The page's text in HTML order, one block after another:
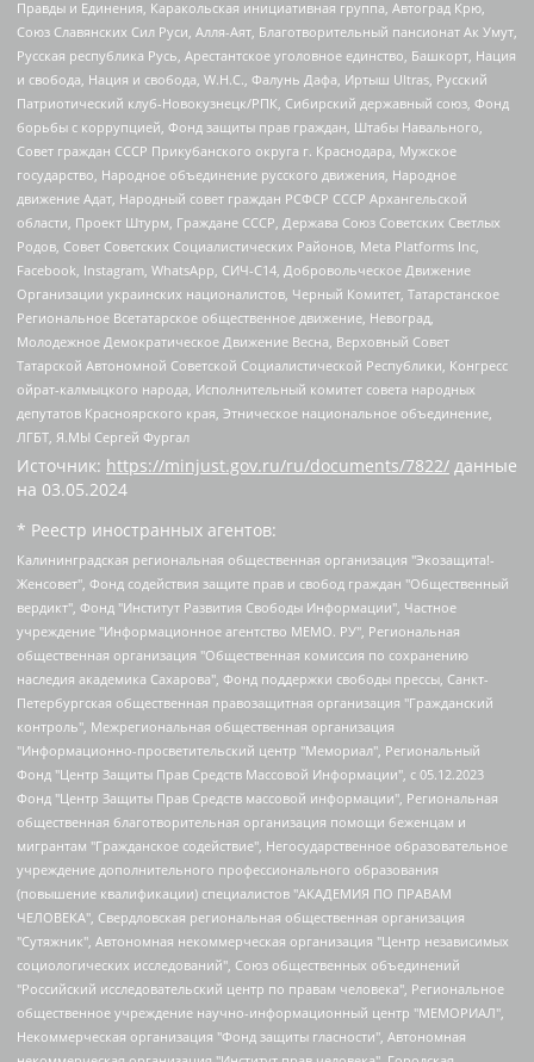
Правды и Единения, Каракольская инициативная группа, Автоград Крю,
Союз Славянских Сил Руси, Алля-Аят, Благотворительный пансионат Ак Умут,
Русская республика Русь, Арестантское уголовное единство, Башкорт, Нация
и свобода, Нация и свобода, W.H.С., Фалунь Дафа, Иртыш Ultras, Русский
Патриотический клуб-Новокузнецк/РПК, Сибирский державный союз, Фонд
борьбы с коррупцией, Фонд защиты прав граждан, Штабы Навального,
Совет граждан СССР Прикубанского округа г. Краснодара, Мужское
государство, Народное объединение русского движения, Народное
движение Адат, Народный совет граждан РСФСР СССР Архангельской
области, Проект Штурм, Граждане СССР, Держава Союз Советских Светлых
Родов, Совет Советских Социалистических Районов, Meta Platforms Inc,
Facebook, Instagram, WhatsApp, СИЧ-С14, Добровольческое Движение
Организации украинских националистов, Черный Комитет, Татарстанское
Региональное Всетатарское общественное движение, Невоград,
Молодежное Демократическое Движение Весна, Верховный Совет
Татарской Автономной Советской Социалистической Республики, Конгресс
ойрат-калмыцкого народа, Исполнительный комитет совета народных
депутатов Красноярского края, Этническое национальное объединение,
ЛГБТ, Я.МЫ Сергей Фургал
Источник: https://minjust.gov.ru/ru/documents/7822/ данные
на 03.05.2024
* Реестр иностранных агентов:
Калининградская региональная общественная организация "Экозащита!-Женсовет", Фонд содействия защите прав и свобод граждан "Общественный вердикт", Фонд "Институт Развития Свободы Информации", Частное учреждение "Информационное агентство МЕМО. РУ", Региональная общественная организация "Общественная комиссия по сохранению наследия академика Сахарова", Фонд поддержки свободы прессы, Санкт-Петербургская общественная правозащитная организация "Гражданский контроль", Межрегиональная общественная организация "Информационно-просветительский центр "Мемориал", Региональный Фонд "Центр Защиты Прав Средств Массовой Информации", с 05.12.2023 Фонд "Центр Защиты Прав Средств массовой информации", Региональная общественная благотворительная организация помощи беженцам и мигрантам "Гражданское содействие", Негосударственное образовательное учреждение дополнительного профессионального образования (повышение квалификации) специалистов "АКАДЕМИЯ ПО ПРАВАМ ЧЕЛОВЕКА", Свердловская региональная общественная организация "Сутяжник", Автономная некоммерческая организация "Центр независимых социологических исследований", Союз общественных объединений "Российский исследовательский центр по правам человека", Региональное общественное учреждение научно-информационный центр "МЕМОРИАЛ", Некоммерческая организация "Фонд защиты гласности", Автономная некоммерческая организация "Институт прав человека", Городская общественная организация "Екатеринбургское общество "МЕМОРИАЛ", Городская общественная организация "Рязанское историко-просветительское и правозащитное общество "Мемориал" (Рязанский Мемориал), Челябинский региональный орган общественной самодеятельности – женское общественное объединение "Женщины Евразии", Челябинский региональный орган общественной самодеятельности "Уральская правозащитная группа", Фонд содействия защите здоровья и социальной справедливости имени Андрея Рылькова, Автономная Некоммерческая Организация "Аналитический Центр Юрия Левады", Автономная некоммерческая организация социальной поддержки населения "Проект Апрель", Региональная общественная организация помощи женщинам и детям, находящимся в кризисной ситуации "Информационно-методический центр "Анна", Фонд содействия развитию массовых коммуникаций и правовому просвещению "Так-так-Так", Фонд содействия устойчивому развитию "Серебряная тайга", Свердловский региональный общественный фонд социальных проектов "Новое время", "Idel.Реалии", Кавказ.Реалии, Крым.Реалии, Телеканал Настоящее Время, Татаро-башкирская служба Радио Свобода (Azatliq Radiosi), Радио Свободная Европа/Радио Свобода (PCE/PC), "Сибирь.Реалии", "Фактограф", Благотворительный фонд помощи осужденным и их семьям, Автономная некоммерческая организация "Институт глобализации и социальных движений", Фонд "В защиту прав заключенных", Частное учреждение "Центр поддержки и содействия развитию средств массовой информации", Пензенский региональный общественный благотворительный фонд "Гражданский союз", "Север.Реалии", Некоммерческая организация Фонд "Правовая инициатива", Общество с ограниченной ответственностью "Радио Свободная Европа/Радио Свобода", Чешское информационное агентство "MEDIUM-ORIENT", Красноярская региональная общественная организация "Мы против СПИДа", Камалягин Денис Николаевич, Маркелов Сергей Евгеньевич, Пономарев Лев Александрович, Савицкая Людмила Алексеевна, Автономная некоммерческая организация "Центр по работе с проблемой насилия "НАСИЛИЮ.НЕТ", Межрегиональный профессиональный союз работников здравоохранения "Альянс врачей", Юридическое лицо, зарегистрированное в Латвийской Республике, SIA "Medusa Project" (регистрационный номер 40103797863, дата регистрации 10.06.2014), Некоммерческая организация "Фонд по борьбе с коррупцией", Автономная некоммерческая организация "Институт права и публичной политики", Баданин Роман Сергеевич, Гликин Максим Александрович, Железнова Мария Михайловна, Лукьянова Юлия Сергеевна, Маетная Елизавета Витальевна, Маняхин Петр Борисович, Чуракова Ольга Владимировна, Ярош Юлия Петровна, Юридическое лицо "The Insider SIA", зарегистрированное в Риге, Латвийская Республика (дата регистрации 26.06.2015), являющееся администратором доменного имени интернет-издания "The Insider SIA", https://theins.ru, Постернак Алексей Евгеньевич, Рубин Михаил Аркадьевич, Анин Роман Александрович, Юридическое лицо Istories fonds, зарегистрированное в Латвийской Республике (регистрационный номер 50008295751, дата регистрации 24.02.2020), Великовский Дмитрий Александрович, Долинина Ирина Николаевна, Мароховская Алеся Алексеевна, Шлейнов Роман Юрьевич, Шмагун Олеся Валентиновна, Общество с ограниченной ответственностью "Альтаир 2021", Общество с ограниченной ответственностью "Вега 2021", Общество с ограниченной ответственностью "Главный редактор 2021", Общество с ограниченной ответственностью "Ромашки монолит", Важенков Артем Валерьевич, Ивановская областная общественная организация "Центр гендерных исследований", Гурман Юрий Альбертович, Медиапроект "ОВД-Инфо", Егоров Владимир Владимирович, Жилинский Владимир Александрович, Общество с ограниченной ответственностью "ЗП", Иванова София Юрьевна, Карезина Инна Павловна, Кильтау Екатерина Викторовна, Петров Алексей Викторович, Пискунов Сергей Евгеньевич, Смирнов Сергей Сергеевич, Тихонов Михаил Сергеевич, Общество с ограниченной ответственностью "ЖУРНАЛИСТ-ИНОСТРАННЫЙ АГЕНТ", Арапова Галина Юрьевна, Вольтская Татьяна Анатольевна, Американская компания "Mason G.E.S. Anonymous Foundation" (США), являющаяся владельцем интернет-издания https://mnews.world/, Компания "Stichting Bellingcat", зарегистрированная в Нидерландах (дата регистрации 11.07.2018), Захаров Андрей Вячеславович, Клепиковская Екатерина Дмитриевна, Общество с ограниченной ответственностью "МЕМО", Перл Роман Александрович, Симонов Евгений Алексеевич, Соловьева Елена Анатольевна, Сотников Даниил Владимирович, Сурначева Елизавета Дмитриевна, Автономная некоммерческая организация по защите прав человека и информированию населения "Якутия – Наше Мнение", Общество с ограниченной ответственностью "Москоу диджитал медиа", с 26.01.2023 Общество с ограниченной ответственностью "Чайка Белые сады", Ветошкина Валерия Валерьевна, Заговора Максим Александрович, Межрегиональное общественное движение "Российская ЛГБТ - сеть", Оленичев Максим Владимирович, Павлов Иван Юрьевич, Скворцова Елена Сергеевна, Общество с ограниченной ответственностью "Как бы инагент", Кочетков Игорь Викторович, Общество с ограниченной ответственностью "Честные выборы", Еланчик Олег Александрович, Общество с ограниченной ответственностью "Нобелевский призыв", Гималова Регина Эмилевна, Григорьев Андрей Валерьевич, Григорьева Алина Александровна, Ассоциация по содействию защите прав призывников, альтернативнослужащих и военнослужащих "Правозащитная группа "Гражданин.Армия.Право", Хисамова Регина Фаритовна, Автономная некоммерческая организация по реализации социально-правовых программ "Лилит", Дальневосточное общественное движение "Маяк", Санкт-Петербургская ЛГБТ-инициативная группа "Выход", Инициативная группа ЛГБТ+ "Реверс", Алексеев Андрей Викторович, Бекбулатова Таисия Львовна, Беляев Иван Михайлович, Владыкина Елена Сергеевна, Гельман Марат Александрович, Никульшина Вероника Юрьевна, Толоконникова Надежда Андреевна, Шендерович Виктор Анатольевич, Общество с ограниченной ответственностью "Данное сообщение", Общество с ограниченной ответственностью Издательский дом "Новая глава", Айнбиндер Александра Александровна, Московский комьюнити-центр для ЛГБТ+инициатив, Благотворительный фонд развития филантропии, Deutsche Welle (Германия, Kurt-Schumacher-Strasse 3, 53113 Bonn), Борзунова Мария Михайловна, Воробьев Виктор Викторович, Голубева Анна Львовна, Константинова Алла Михайловна, Малкова Ирина Владимировна, Мурадов Мурад Абдулгалимович, Осетинская Елизавета Николаевна, Понасенков Евгений Николаевич, Ганапольский Матвей Юрьевич, Киселев Евгений Алексеевич, Борухович Ирина Григорьевна, Дремин Иван Тимофеевич, Дубровский Дмитрий Викторович, Красноярская региональная общественная организация поддержки и развития альтернативных образовательных технологий и межкультурных коммуникаций "ИНТЕРРА", Маяковская Екатерина Алексеевна, Фейгин Марк Захарович, Филимонов Андрей Викторович, Дзугкоева Регина Николаевна, Доброхотов Роман Александрович, Дудь Юрий Александрович, Елкин Сергей Владимирович, Кругликов Кирилл Игоревич, Сабунаева Мария Леонидовна, Семенов Алексей Владимирович, Шаинян Карен Багратович, Шульман Екатерина Михайловна, Асафьев Артур Валерьевич, Вахштайн Виктор Семенович, Венедиктов Алексей Алексеевич, Лушникова Екатерина Евгеньевна, Волков Леонид Михайлович, Невзоров Александр Глебович, Пархоменко Сергей Борисович, Сироткин Ярослав Николаевич, Кара-Мурза Владимир Владимирович, Баранова Наталья Владимировна, Гозман Леонид Яковлевич, Кагарлицкий Борис Юльевич, Климарев Михаил Валерьевич, Милов Владимир Станиславович, Автономная некоммерческая организация Краснодарский центр современного искусства "Типография", Моргенштерн Алишер Тагирович, Соболь Любовь Эдуардовна, Общество с ограниченной ответственностью "ЛИЗА НОРМ", Каспаров Гарри Кимович, Ходорковский Михаил Борисович, Общество с ограниченной ответственностью "Апрельские тезисы", Данилович Ирина Брониславовна, Кашин Олег Владимирович, Петров Николай Владимирович, Пивоваров Алексей Владимирович, Соколов Михаил Владимирович, Цветкова Юлия Владимировна, Чичваркин Евгений Александрович, Комитет против пыток/Команда против пыток, Общество с ограниченной ответственностью "Первый научный", Общество с ограниченной ответственностью "Вертолет и ко", Белоцерковская Вероника Борисовна, Кац Максим Евгеньевич, Лазарева Татьяна Юрьевна, Шаведдинов Руслан Табризович, Яшин Илья Валерьевич, Общество с ограниченной ответственностью "Иноагент ААВ", Алешковский Дмитрий Петрович, Альбац Евгения Марковна, Быков Дмитрий Львович, Галямина Юлия Евгеньевна, Лойко Сергей Леонидович, Мартынов Кирилл Константинович, Медведев Сергей Александрович, Крашенинников Федор Геннадиевич, Гордеева Катерина Вл